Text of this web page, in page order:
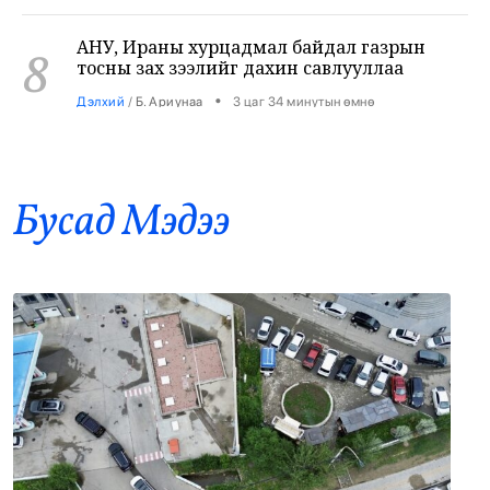
Дэлхий/Б. Ариунаа 3 цаг 34 минутын өмнө
10
иржээ
Бодлого шийдвэр/ Х. Болормаа •
4 цаг 29 минутын өмнө
“Долфин” хар салхи Хятадыг чиглэн
ойртож байна
Бусад Mэдээ